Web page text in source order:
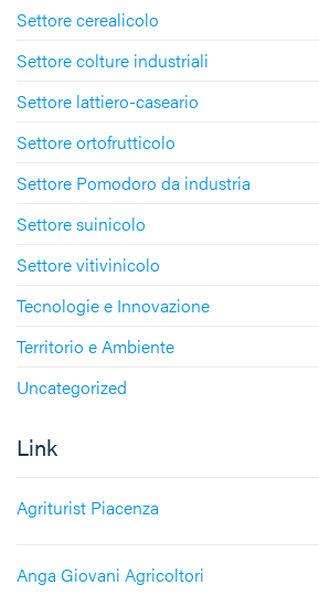
Settore cerealicolo
Settore colture industriali
Settore lattiero-caseario
Settore ortofrutticolo
Settore Pomodoro da industria
Settore suinicolo
Settore vitivinicolo
Tecnologie e Innovazione
Territorio e Ambiente
Uncategorized
Link
Agriturist Piacenza
Anga Giovani Agricoltori